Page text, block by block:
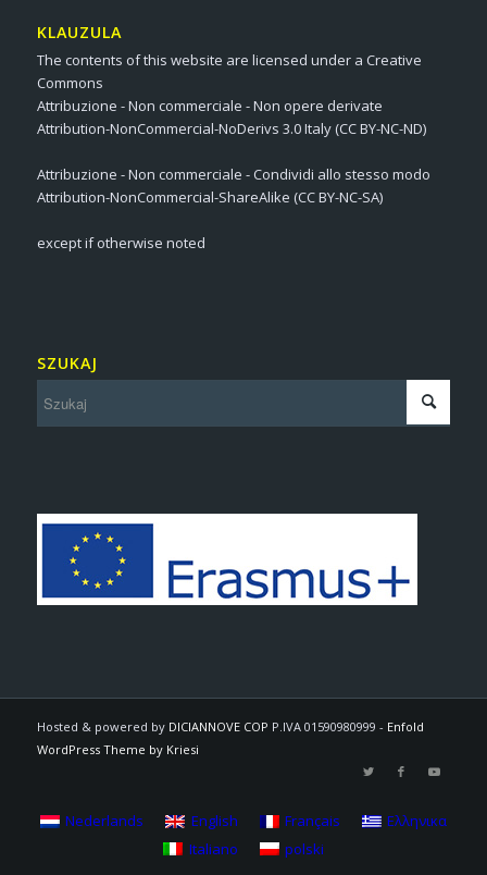
KLAUZULA
The contents of this website are licensed under a Creative
Commons
Attribuzione - Non commerciale - Non opere derivate
Attribution-NonCommercial-NoDerivs 3.0 Italy (CC BY-NC-ND)
Attribuzione - Non commerciale - Condividi allo stesso modo
Attribution-NonCommercial-ShareAlike (CC BY-NC-SA)
except if otherwise noted
SZUKAJ
Hosted & powered by DICIANNOVE COP P.IVA 01590980999 - Enfold
WordPress Theme by Kriesi
Nederlands English Français
Ελληνικα
Italiano
polski